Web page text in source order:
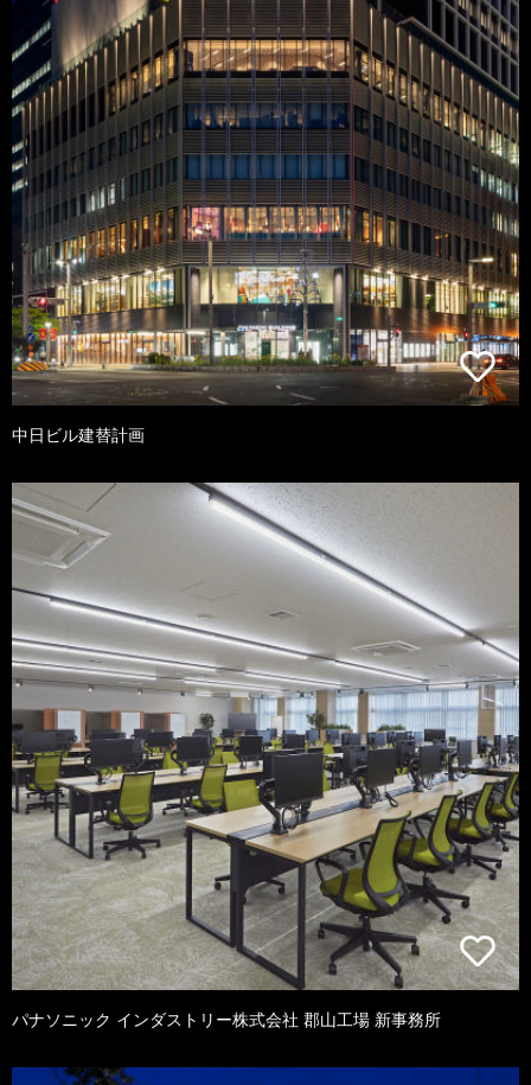
中日ビル建替計画
パナソニック インダストリー株式会社 郡山工場 新事務所